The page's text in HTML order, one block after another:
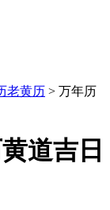
老黄历 > 万年历
道吉日